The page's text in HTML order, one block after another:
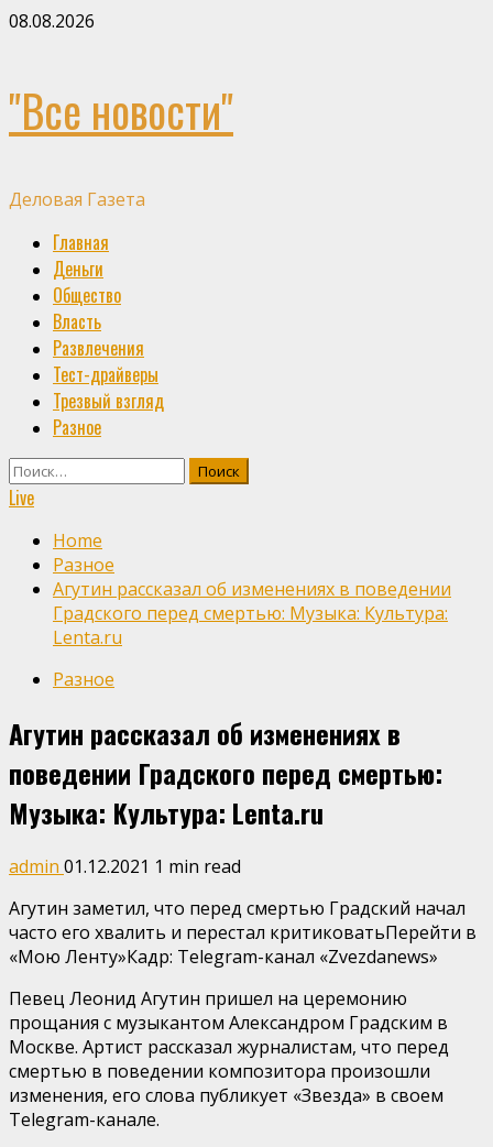
Skip
08.08.2026
"Все новости"
Деловая Газета
Primary
Menu
Главная
Деньги
Общество
Власть
Развлечения
Тест-драйверы
Трезвый взгляд
Разное
Найти:
Live
Home
Разное
Агутин рассказал об изменениях в поведении
Градского перед смертью: Музыка: Культура:
Lenta.ru
Разное
Агутин рассказал об изменениях в
поведении Градского перед смертью:
Музыка: Культура: Lenta.ru
admin 01.12.2021 1 min read
Агутин заметил, что перед смертью Градский начал
часто его хвалить и перестал критиковатьПерейти в
«Мою Ленту»Кадр: Telegram-канал «Zvezdanews»
Певец Леонид Агутин пришел на церемонию
прощания с музыкантом Александром Градским в
Москве. Артист рассказал журналистам, что перед
смертью в поведении композитора произошли
изменения, его слова публикует «Звезда» в своем
Telegram-канале.